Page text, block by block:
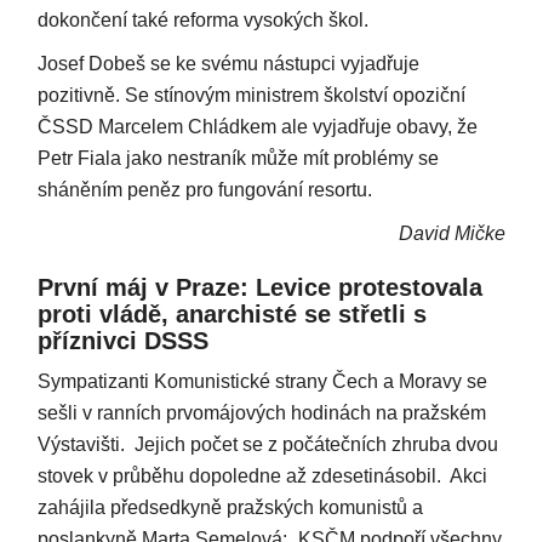
dokončení také reforma vysokých škol.
Josef Dobeš se ke svému nástupci vyjadřuje
pozitivně. Se stínovým ministrem školství opoziční
ČSSD Marcelem Chládkem ale vyjadřuje obavy, že
Petr Fiala jako nestraník může mít problémy se
sháněním peněz pro fungování resortu.
David Mičke
První máj v Praze: Levice protestovala
proti vládě, anarchisté se střetli s
příznivci DSSS
Sympatizanti Komunistické strany Čech a Moravy se
sešli v ranních prvomájových hodinách na pražském
Výstavišti. Jejich počet se z počátečních zhruba dvou
stovek v průběhu dopoledne až zdesetinásobil. Akci
zahájila předsedkyně pražských komunistů a